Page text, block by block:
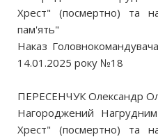
Хрест" (посмертно) та
пам'ять"
Наказ
14.01.2025 року №18
ПЕРЕСЕНЧУК Олександр
Нагороджений
Хрест" (посмертно) та